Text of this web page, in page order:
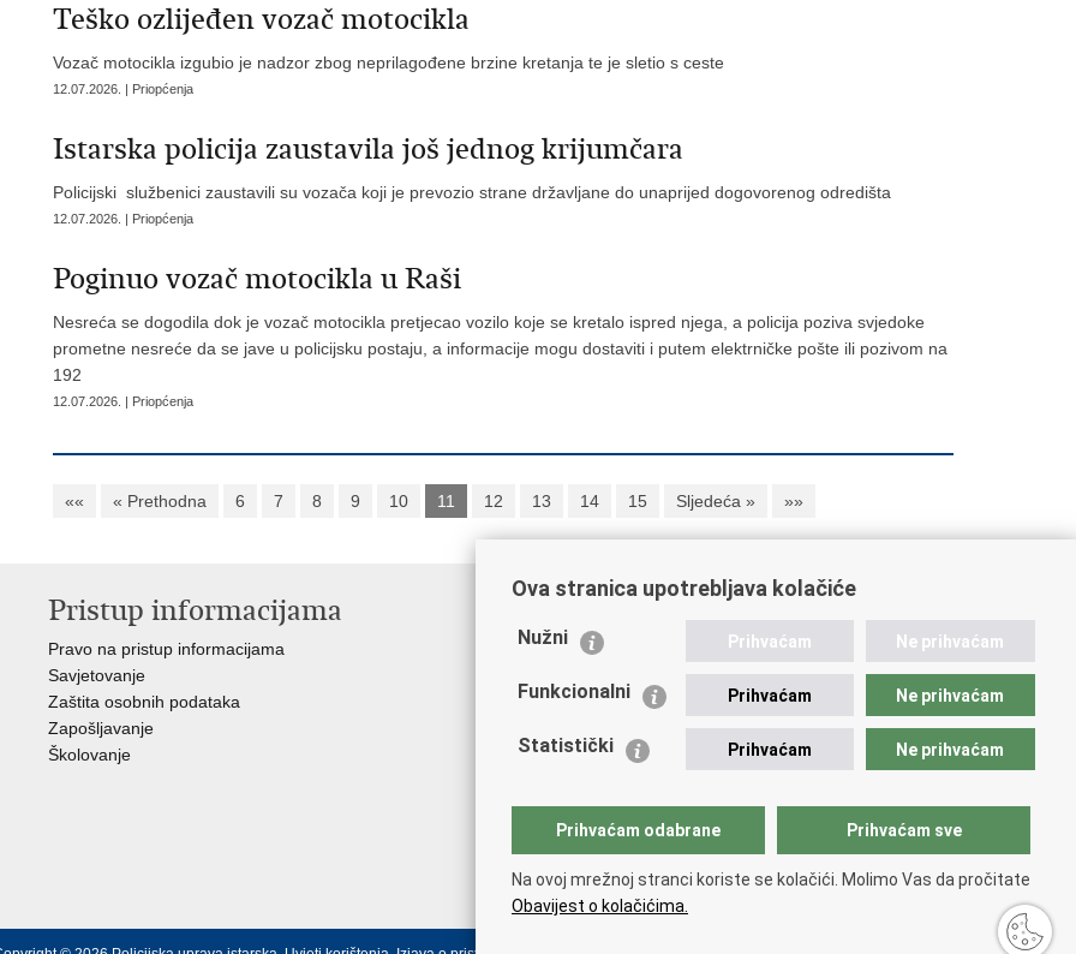
Teško ozlijeđen vozač motocikla
Vozač motocikla izgubio je nadzor zbog neprilagođene brzine kretanja te je sletio s ceste
12.07.2026. | Priopćenja
Istarska policija zaustavila još jednog krijumčara
Policijski službenici zaustavili su vozača koji je prevozio strane državljane do unaprijed dogovorenog odredišta
12.07.2026. | Priopćenja
Poginuo vozač motocikla u Raši
Nesreća se dogodila dok je vozač motocikla pretjecao vozilo koje se kretalo ispred njega, a policija poziva svjedoke
prometne nesreće da se jave u policijsku postaju, a informacije mogu dostaviti i putem elektrničke pošte ili pozivom na
192
12.07.2026. | Priopćenja
«« « Prethodna 6 7 8 9 10 11 12 13 14 15 Sljedeća » »»
Pristup informacijama
Pravo na pristup informacijama
Savjetovanje
Zaštita osobnih podataka
Zapošljavanje
Školovanje
Važne poveznice
Ministarstvo unutarnjih poslova
Udruge
Policijska akademija
Zaklada policijske solidarnosti
Centar za forenzična ispitivanja, istraživanja i vještačenja
"Ivan Vučetić"
Policijske uprave
Ova stranica upotrebljava kolačiće
Nužni Prihvaćam Ne prihvaćam
Funkcionalni Prihvaćam Ne prihvaćam
Statistički Prihvaćam Ne prihvaćam
Prihvaćam odabrane Prihvaćam sve
Na ovoj mrežnoj stranci koriste se kolačići. Molimo Vas da pročitate
Obavijest o kolačićima.